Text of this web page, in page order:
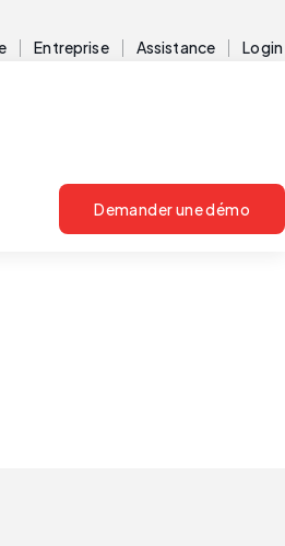
Entreprise Assistance Login
Demander une démo